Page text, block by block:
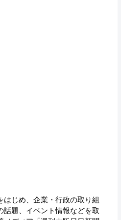
はじめ、企業・行政の取り組
話題、イベント情報などを取